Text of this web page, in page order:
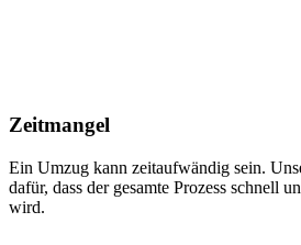
Zeitmangel
Ein Umzug kann zeitaufwändig sein.
dafür, dass der gesamte Prozess schnell
wird.